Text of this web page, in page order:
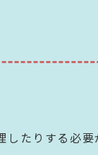
たりする必要